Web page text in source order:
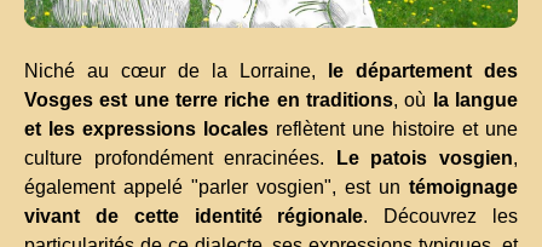
Niché au cœur de la Lorraine,
le département des
Vosges est une terre riche en traditions, où
la langue
et les expressions locales reflètent une histoire et une
culture profondément enracinées.
Le patois vosgien,
également appelé "parler vosgien", est un témoignage
vivant de cette identité régionale. Découvrez les